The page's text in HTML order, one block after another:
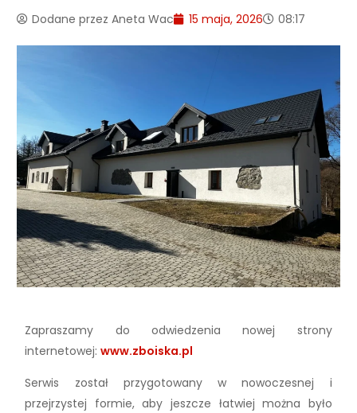
Dodane przez Aneta Wac 15 maja, 2026 08:17
Zapraszamy do odwiedzenia nowej strony
internetowej:www.zboiska.pl
Serwis został przygotowany w nowoczesnej i
przejrzystej formie, aby jeszcze łatwiej można było